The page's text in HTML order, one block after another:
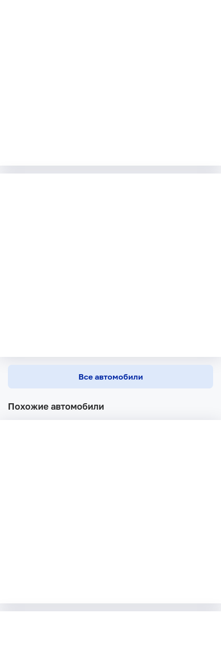
Все автомобили
Похожие автомобили